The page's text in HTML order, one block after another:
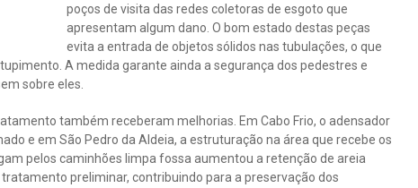
poços de visita das redes coletoras de esgoto que
apresentam algum dano. O bom estado destas peças
evita a entrada de objetos sólidos nas tubulações, o que
A medida garante ainda a segurança dos pedestres e
sobre eles.
também receberam melhorias. Em Cabo Frio, o adensador
e em São Pedro da Aldeia, a estruturação na área que recebe os
pelos caminhões limpa fossa aumentou a retenção de areia
preliminar, contribuindo para a preservação dos